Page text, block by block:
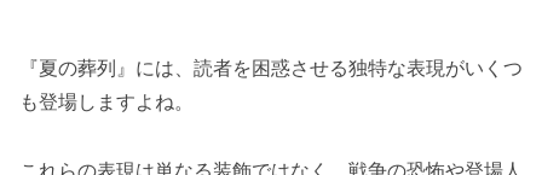
『夏の葬列』には、読者を困惑させる独特な表現がいくつ
も登場しますよね。
これらの表現は単なる装飾ではなく、戦争の恐怖や登場人